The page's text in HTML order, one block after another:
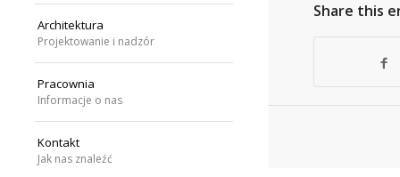
Architektura
Projektowanie i nadzór
Pracownia
Informacje o nas
Kontakt
Jak nas znaleźć
Share this